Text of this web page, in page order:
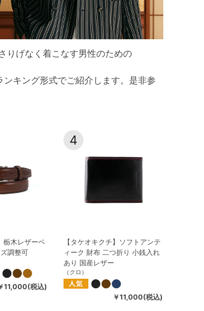
りげなく着こなす男性のための
キング形式でご紹介します。是非参
栃木レザーベ
調整可
11,000(税込)
4
【タケオキクチ】ソフトアンテ
ィーク 財布 二つ折り 小銭入れ
あり 国産レザー
（クロ）
￥11,000(税込)